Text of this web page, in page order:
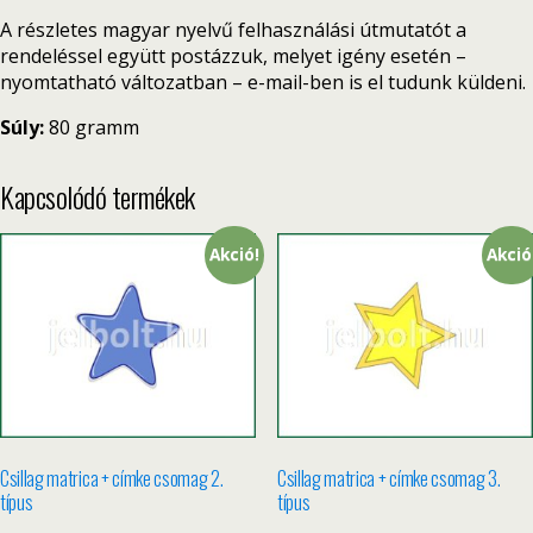
A részletes magyar nyelvű felhasználási útmutatót a
rendeléssel együtt postázzuk, melyet igény esetén –
nyomtatható változatban – e-mail-ben is el tudunk küldeni.
Súly:80 gramm
Kapcsolódó termékek
Akció!
Csillag matrica + címke csomag 2.
típus
Csillag matrica + címke csomag 3.
típus